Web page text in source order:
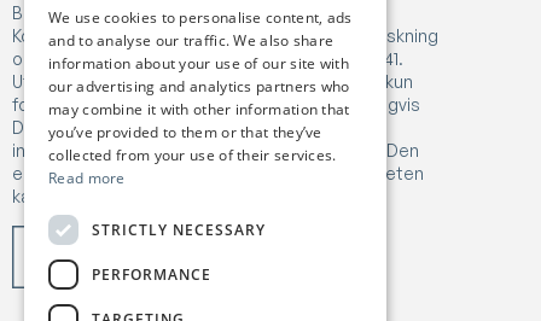
Birgejupmi har mottatt finansiering fra Europa-
Kommisjonens Horizon Europe-program for forskning
og innovasjon under tilskuddsavtale nr. 101182041.
Uttrykte meninger og vurderinger er imidlertid kun
forfatterens egne og reflekterer ikke nødvendigvis
Den europeiske unions eller Forsknings- og
innovasjonsbyråets (REA) synspunkter. Verken Den
europeiske unionen eller finansieringsmyndigheten
kan holdes ansvarlig for disse.
We use cookies to personalise content, ads
and to analyse our traffic. We also share
information about your use of our site with
our advertising and analytics partners who
may combine it with other information that
you’ve provided to them or that they’ve
collected from your use of their services.
Read more
STRICTLY NECESSARY
PERFORMANCE